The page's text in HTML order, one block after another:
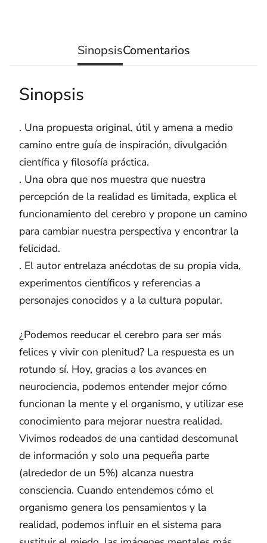
SinopsisComentarios
Sinopsis
. Una propuesta original, útil y amena a medio
camino entre guía de inspiración, divulgación
científica y filosofía práctica.
. Una obra que nos muestra que nuestra
percepción de la realidad es limitada, explica el
funcionamiento del cerebro y propone un camino
para cambiar nuestra perspectiva y encontrar la
felicidad.
. El autor entrelaza anécdotas de su propia vida,
experimentos científicos y referencias a
personajes conocidos y a la cultura popular.
¿Podemos reeducar el cerebro para ser más
felices y vivir con plenitud? La respuesta es un
rotundo sí. Hoy, gracias a los avances en
neurociencia, podemos entender mejor cómo
funcionan la mente y el organismo, y utilizar ese
conocimiento para mejorar nuestra realidad.
Vivimos rodeados de una cantidad descomunal
de información y solo una pequeña parte
(alrededor de un 5%) alcanza nuestra
consciencia. Cuando entendemos cómo el
organismo genera los pensamientos y la
realidad, podemos influir en el sistema para